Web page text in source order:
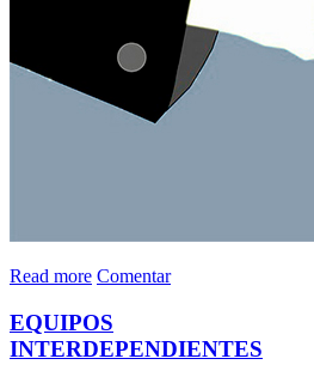
Read more Comentar
EQUIPOS
INTERDEPENDIENTES